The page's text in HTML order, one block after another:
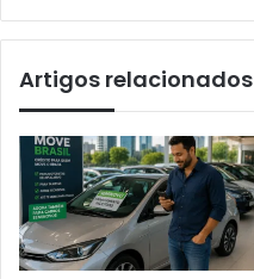
Artigos relacionados